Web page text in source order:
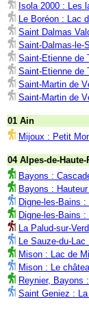
Isola 2000 : Les
Le Boréon : Lac
Saint Dalmas
Saint-Dalmas-le-
Saint-Etienne de
Saint-Etienne de
Saint-Martin de
Saint-Martin de
01 Ain
Mijoux : Petit
04 Alpes-de-
Bayons :
Bayons :
Digne-les-Bains
Digne-les-Bains
La Palud-sur-
Le Sauze-du-
Mison : Lac de
Mison : Le
Reynier, Bayons
Saint Geniez :